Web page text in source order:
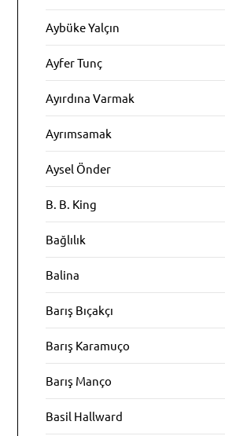
Aybüke Yalçın
Ayfer Tunç
Ayırdına Varmak
Ayrımsamak
Aysel Önder
B. B. King
Bağlılık
Balina
Barış Bıçakçı
Barış Karamuço
Barış Manço
Basil Hallward